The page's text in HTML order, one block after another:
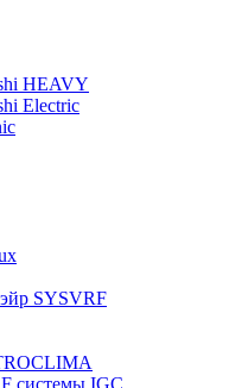
HEAVY
Electric
SYSVRF
системы IGC